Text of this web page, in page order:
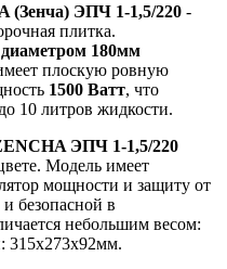
(Зенча) ЭПЧ 1-1,5/220 -
плитка.
диаметром 180мм
плоскую ровную
1500 Ватт, что
10 литров жидкости.
ЭПЧ 1-1,5/220
Модель имеет
мощности и защиту от
и безопасной в
небольшим весом:
315x273x92мм.